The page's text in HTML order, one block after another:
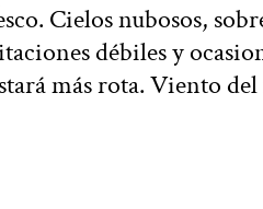
Cielos nubosos,
débiles y
más rota. Viento